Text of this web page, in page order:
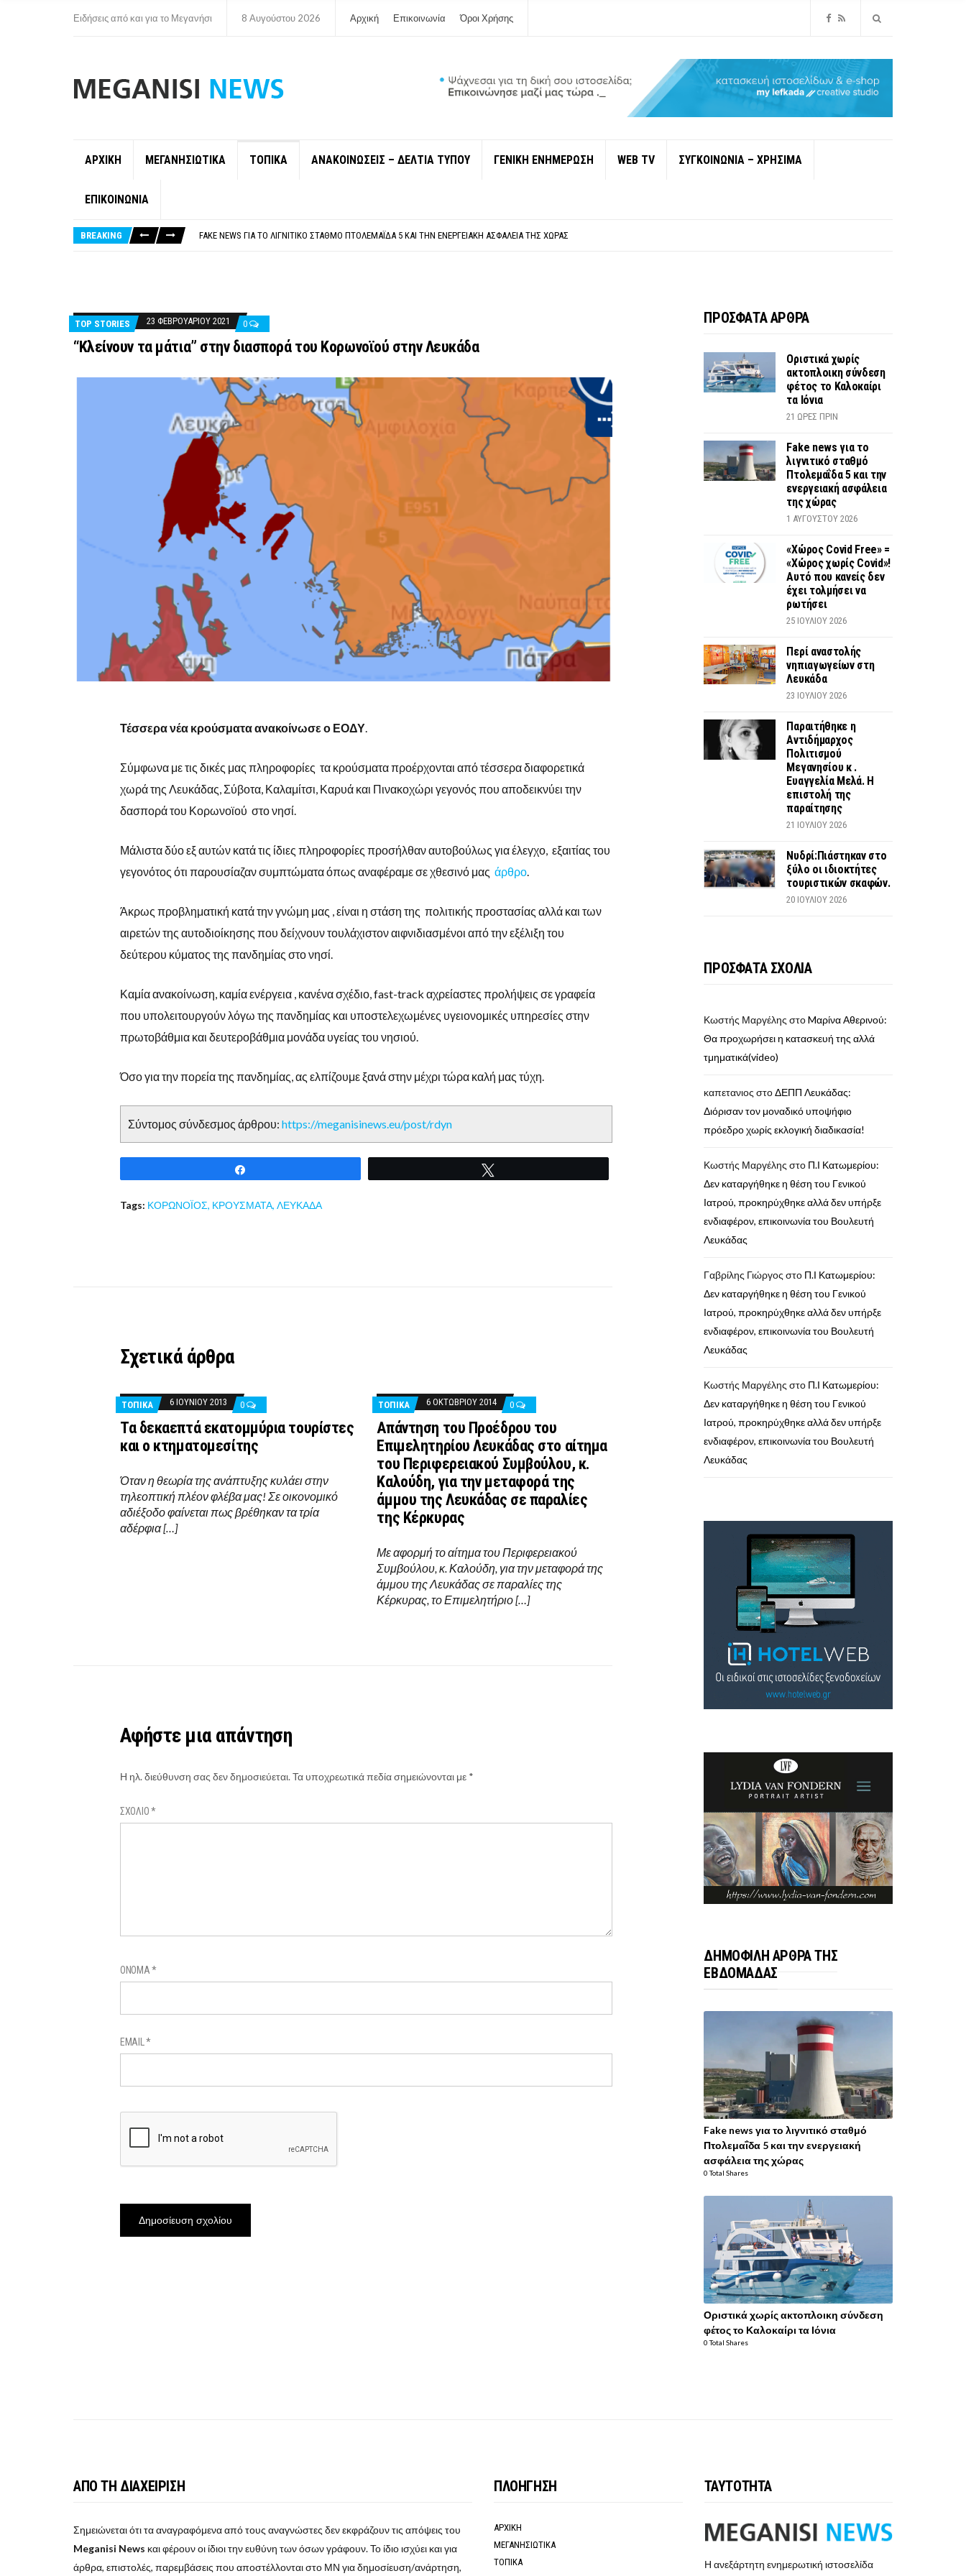
Ειδήσεις από και για το Μεγανήσι 8 Αυγούστου 2026 Αρχική Επικοινωνία Όροι Χρήσης
ΑΡΧΙΚΗ ΜΕΓΑΝΗΣΙΩΤΙΚΑ ΤΟΠΙΚΑ ΑΝΑΚΟΙΝΩΣΕΙΣ – ΔΕΛΤΙΑ ΤΥΠΟΥ ΓΕΝΙΚΗ ΕΝΗΜΕΡΩΣΗ WEB TV ΣΥΓΚΟΙΝΩΝΙΑ – ΧΡΗΣΙΜΑ
ΕΠΙΚΟΙΝΩΝΙΑ
BREAKING
FAKE NEWS ΓΙΑ ΤΟ ΛΙΓΝΙΤΙΚΌ ΣΤΑΘΜΌ ΠΤΟΛΕΜΑΪ́ΔΑ 5 ΚΑΙ ΤΗΝ ΕΝΕΡΓΕΙΑΚΉ ΑΣΦΆΛΕΙΑ ΤΗΣ ΧΏΡΑΣ
TOP STORIES 23 ΦΕΒΡΟΥΑΡΊΟΥ 2021 0
“Κλείνουν τα μάτια” στην διασπορά του Κορωνοϊού στην Λευκάδα
Τέσσερα νέα κρούσματαανακοίνωσε ο ΕΟΔΥ.
Σύμφωνα με τις δικές μας πληροφορίες τα κρούσματα προέρχονται από τέσσερα διαφορετικά
χωρά της Λευκάδας, Σύβοτα, Καλαμίτσι, Καρυά και Πινακοχώρι γεγονός που αποδεικνύει την
δασπορά του Κορωνοϊού στο νησί.
Μάλιστα δύο εξ αυτών κατά τις ίδιες πληροφορίες προσήλθαν αυτοβούλως για έλεγχο, εξαιτίας του
γεγονότος ότι παρουσίαζαν συμπτώματα όπως αναφέραμε σε χθεσινό μας άρθρο.
Άκρως προβληματική κατά την γνώμη μας , είναι η στάση της πολιτικής προστασίας αλλά και των
αιρετών της αυτοδιοίκησης που δείχνουν τουλάχιστον αιφνιδιασμένοι από την εξέλιξη του
δεύτερου κύματος της πανδημίας στο νησί.
Καμία ανακοίνωση, καμία ενέργεια , κανένα σχέδιο, fast-track αχρείαστες προλήψεις σε γραφεία
που υπολειτουργούν λόγω της πανδημίας και υποστελεχωμένες υγειονομικές υπηρεσίες στην
πρωτοβάθμια και δευτεροβάθμια μονάδα υγείας του νησιού.
Όσο για την πορεία της πανδημίας, ας ελπίζουμε ξανά στην μέχρι τώρα καλή μας τύχη.
Σύντομος σύνδεσμος άρθρου: https://meganisinews.eu/post/rdyn
Tags: ΚΟΡΩΝΟΪΟΣ, ΚΡΟΥΣΜΑΤΑ, ΛΕΥΚΑΔΑ
Σχετικά άρθρα
ΤΟΠΙΚΑ 6 ΙΟΥΝΊΟΥ 2013 0
Τα δεκαεπτά εκατομμύρια τουρίστες
και ο κτηματομεσίτης
Όταν η θεωρία της ανάπτυξης κυλάει στην
τηλεοπτική πλέον φλέβα μας! Σε οικονομικό
αδιέξοδο φαίνεται πως βρέθηκαν τα τρία
αδέρφια […]
ΤΟΠΙΚΑ 6 ΟΚΤΩΒΡΊΟΥ 2014 0
Απάντηση του Προέδρου του
Επιμελητηρίου Λευκάδας στο αίτημα
του Περιφερειακού Συμβούλου, κ.
Καλούδη, για την μεταφορά της
άμμου της Λευκάδας σε παραλίες
της Κέρκυρας
Με αφορμή το αίτημα του Περιφερειακού
Συμβούλου, κ. Καλούδη, για την μεταφορά της
άμμου της Λευκάδας σε παραλίες της
Κέρκυρας, το Επιμελητήριο […]
Αφήστε μια απάντηση
Η ηλ. διεύθυνση σας δεν δημοσιεύεται.Τα υποχρεωτικά πεδία σημειώνονται με *
ΣΧΌΛΙΟ*
ΌΝΟΜΑ*
EMAIL*
ΠΡΟΣΦΑΤΑ ΑΡΘΡΑ
Οριστικά χωρίς
ακτοπλοικη σύνδεση
φέτος το Καλοκαίρι
τα Ιόνια
21 ΏΡΕΣ ΠΡΙΝ
Fake news για το
λιγνιτικό σταθμό
Πτολεμαΐδα 5 και την
ενεργειακή ασφάλεια
της χώρας
1 ΑΥΓΟΎΣΤΟΥ 2026
«Χώρος Covid Free» =
«Χώρος χωρίς Covid»!
Αυτό που κανείς δεν
έχει τολμήσει να
ρωτήσει
25 ΙΟΥΛΊΟΥ 2026
Περί αναστολής
νηπιαγωγείων στη
Λευκάδα
23 ΙΟΥΛΊΟΥ 2026
Παραιτήθηκε η
Αντιδήμαρχος
Πολιτισμού
Μεγανησίου κ .
Ευαγγελία Μελά. Η
επιστολή της
παραίτησης
21 ΙΟΥΛΊΟΥ 2026
Νυδρί:Πιάστηκαν στο
ξύλο οι ιδιοκτήτες
τουριστικών σκαφών.
20 ΙΟΥΛΊΟΥ 2026
ΠΡΟΣΦΑΤΑ ΣΧΟΛΙΑ
Κωστής Μαργέλης στοMαρίνα Αθερινού:
Θα προχωρήσει η κατασκευή της αλλά
τμηματικά(video)
καπετανιος στοΔΕΠΠ Λευκάδας:
Διόρισαν τον μοναδικό υποψήφιο
πρόεδρο χωρίς εκλογική διαδικασία!
Κωστής Μαργέλης στο Π.Ι Κατωμερίου:
Δεν καταργήθηκε η θέση του Γενικού
Ιατρού, προκηρύχθηκε αλλά δεν υπήρξε
ενδιαφέρον, επικοινωνία του Βουλευτή
Λευκάδας
Γαβρίλης Γιώργος στο Π.Ι Κατωμερίου:
Δεν καταργήθηκε η θέση του Γενικού
Ιατρού, προκηρύχθηκε αλλά δεν υπήρξε
ενδιαφέρον, επικοινωνία του Βουλευτή
Λευκάδας
Κωστής Μαργέλης στο Π.Ι Κατωμερίου:
Δεν καταργήθηκε η θέση του Γενικού
Ιατρού, προκηρύχθηκε αλλά δεν υπήρξε
ενδιαφέρον, επικοινωνία του Βουλευτή
Λευκάδας
ΔΗΜΟΦΙΛΗ ΑΡΘΡΑ ΤΗΣ
ΕΒΔΟΜΑΔΑΣ
Fake news για το λιγνιτικό σταθμό
Πτολεμαΐδα 5 και την ενεργειακή
ασφάλεια της χώρας
0 Total Shares
Οριστικά χωρίς ακτοπλοικη σύνδεση
φέτος το Καλοκαίρι τα Ιόνια
0 Total Shares
ΑΠΟ ΤΗ ΔΙΑΧΕΙΡΙΣΗ
Σημειώνεται ότι τα αναγραφόμενα από τους αναγνώστες δεν εκφράζουν τις απόψεις του
Meganisi News και φέρουν οι ίδιοι την ευθύνη των όσων γράφουν. Το ίδιο ισχύει και για
άρθρα, επιστολές, παρεμβάσεις που αποστέλλονται στο ΜΝ για δημοσίευση/ανάρτηση,
ΠΛΟΗΓΗΣΗ
ΑΡΧΙΚΗ
ΜΕΓΑΝΗΣΙΩΤΙΚΑ
ΤΟΠΙΚΑ
ΤΑΥΤΟΤΗΤΑ
Η ανεξάρτητη ενημερωτική ιστοσελίδα